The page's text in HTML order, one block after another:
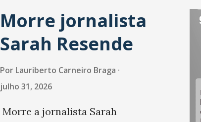
Morre jornalista
Sarah Resende
Por Lauriberto Carneiro Braga
julho 31, 2026
Morre a jornalista Sarah